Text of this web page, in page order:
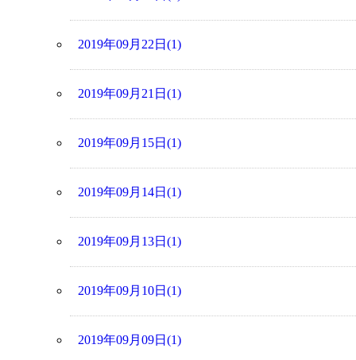
2019年09月22日(1)
2019年09月21日(1)
2019年09月15日(1)
2019年09月14日(1)
2019年09月13日(1)
2019年09月10日(1)
2019年09月09日(1)